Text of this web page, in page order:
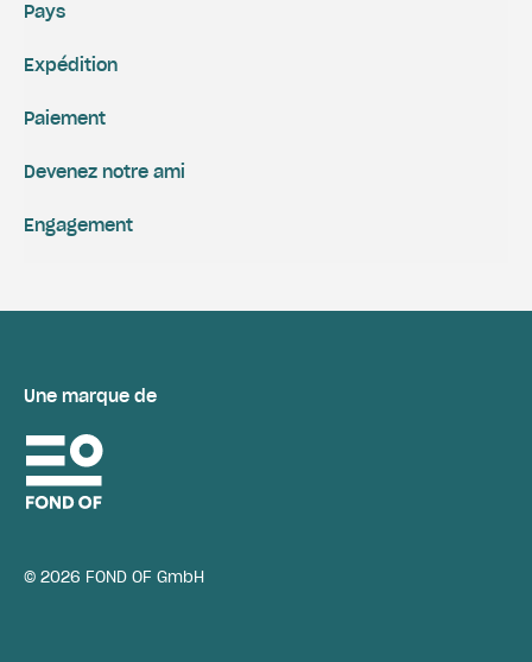
Expédition
Paiement
Engagement
Devenez notre ami
Pays
Une marque de
© 2026 FOND OF GmbH